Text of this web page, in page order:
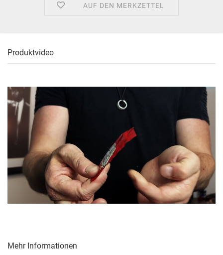
AUF DEN MERKZETTEL
Produktvideo
Mehr Informationen